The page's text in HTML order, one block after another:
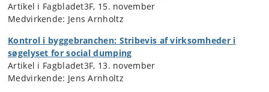
Artikel i Fagbladet3F, 15. november
Medvirkende: Jens Arnholtz
Kontrol i byggebranchen: Stribevis af virksomheder i
søgelyset for social dumping
Artikel i Fagbladet3F, 13. november
Medvirkende: Jens Arnholtz